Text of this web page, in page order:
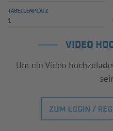
TABELLENPLATZ
1
VIDEO
Um ein Video
ZUM LOGIN /